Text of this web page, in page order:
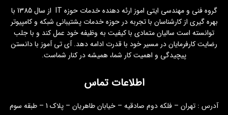
گروه فنی و مهندسی ایتی اموز ارئه دهنده خدمات حوزه IT از سال 1385 با
بهره گیری از کارشناسان با تجربه در حوزه خدمات پشتیبانی شبکه و کامپیوتر
توانسته است سالیان متمادی با کیفیت به وظیفه خود عمل کند و با جلب
رضایت کارفرمایان در مسیر خود با قدرت ادامه دهد. آی تی آموز با دانستن
پیچیدگی و اهمیت کار شما، همیشه در کنار شماست.
اطلاعات تماس
آدرس : تهران – فلکه دوم صادقیه – خیابان طاهریان – پلاک 1 – طبقه سوم